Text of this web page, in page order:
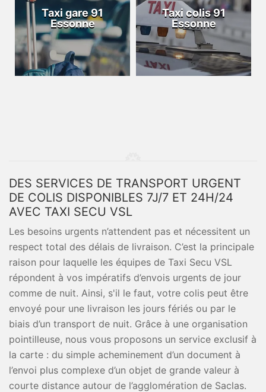
Taxi gare 91
Essonne
Taxi colis 91
Essonne
DES SERVICES DE TRANSPORT URGENT
DE COLIS DISPONIBLES 7J/7 ET 24H/24
AVEC TAXI SECU VSL
Les besoins urgents n’attendent pas et nécessitent un
respect total des délais de livraison. C’est la principale
raison pour laquelle les équipes de Taxi Secu VSL
répondent à vos impératifs d’envois urgents de jour
comme de nuit. Ainsi, s'il le faut, votre colis peut être
envoyé pour une livraison les jours fériés ou par le
biais d’un transport de nuit. Grâce à une organisation
pointilleuse, nous vous proposons un service exclusif à
la carte : du simple acheminement d’un document à
l’envoi plus complexe d’un objet de grande valeur à
courte distance autour de l’agglomération de Saclas.